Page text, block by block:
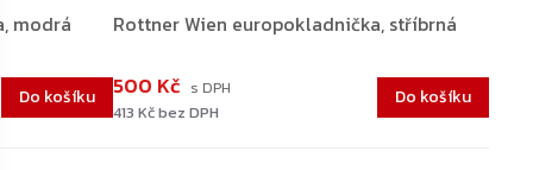
modrá
Do košíku
Rottner Wien europokladnička, stříbrná
413 Kč bez DPH
500 Kč Do košíku